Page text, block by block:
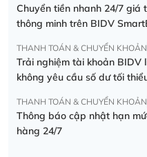
Chuyển tiền nhanh 24/7 giá
thông minh trên BIDV
THANH TOÁN & CHUYỂN KHOẢN
Trải nghiệm tài khoản BIDV
không yêu cầu số dư tối
THANH TOÁN & CHUYỂN KHOẢN
Thông báo cập nhật hạn
hàng 24/7